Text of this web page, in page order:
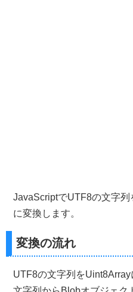
JavaScriptでUTF8の文字
に変換します。
変換の流れ
UTF8の文字列を